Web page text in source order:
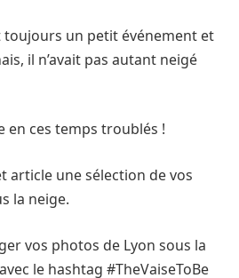
toujours un petit événement et
il n’avait pas autant neigé
en ces temps troublés !
article une sélection de vos
la neige.
vos photos de Lyon sous la
avec le hashtag #TheVaiseToBe